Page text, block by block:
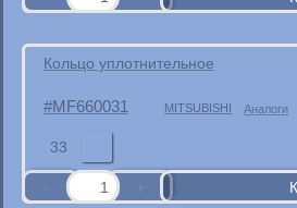
Кольцо уплотнительное
MF660031 MITSUBISHI Аналоги
33